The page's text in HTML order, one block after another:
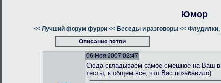
Юмор
<< Лучший форум фурри << Беседы и разговоры << Флудилки,
Описание ветви
06 Ноя 2007 02:47
Сюда складываем самое смешное на Ваш
тесты, в общем всё, что Вас позабавило)